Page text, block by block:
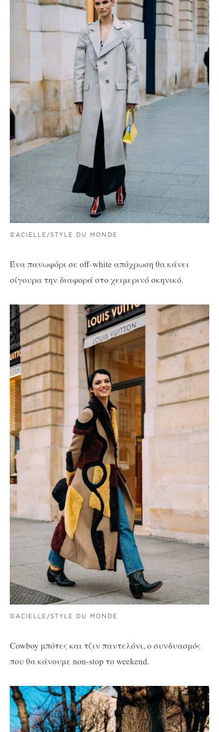
©ACIELLE/STYLE DU MONDE
Ένα πανωφόρι σε off-white απόχρωση θα κάνει
σίγουρα την διαφορά στο χειμερινό σκηνικό.
©ACIELLE/STYLE DU MONDE
Cowboy μπότες και τζιν παντελόνι, ο συνδυασμός
που θα κάνουμε non-stop το weekend.